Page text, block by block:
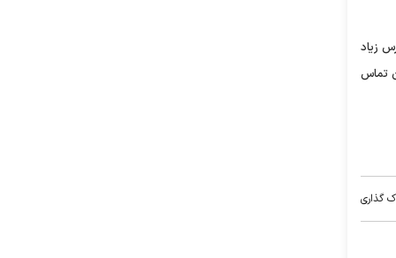
زیاد
تماس
گذاری